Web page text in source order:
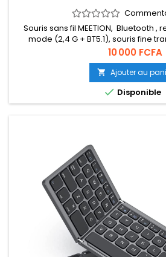
Souris sans fil MEETION, Bluetooth
mode (2,4 G + BT5.1), souris fine
silencieux, 4 DPI réglables, souris
ordinateur de bureau, Mac
Prix
10 000 FCFA
 Ajouter au
 Disponible